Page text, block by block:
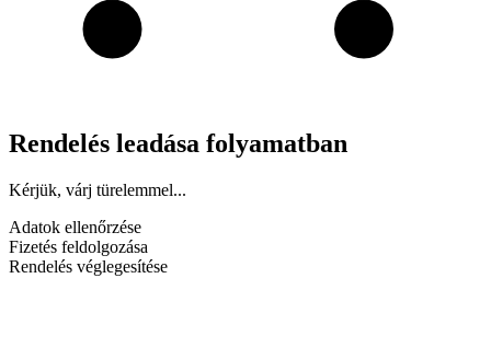
Rendelés leadása folyamatban
Kérjük, várj türelemmel...
Adatok ellenőrzése
Fizetés feldolgozása
Rendelés véglegesítése